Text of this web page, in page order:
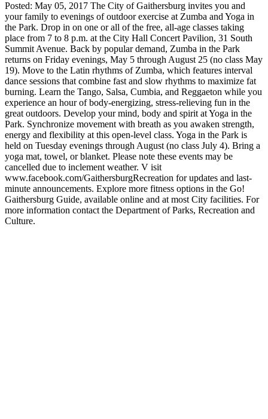
Posted: May 05, 2017 The City of Gaithersburg invites you and
your family to evenings of outdoor exercise at Zumba and Yoga in
the Park. Drop in on one or all of the free, all-age classes taking
place from 7 to 8 p.m. at the City Hall Concert Pavilion, 31 South
Summit Avenue. Back by popular demand, Zumba in the Park
returns on Friday evenings, May 5 through August 25 (no class May
19). Move to the Latin rhythms of Zumba, which features interval
dance sessions that combine fast and slow rhythms to maximize fat
burning. Learn the Tango, Salsa, Cumbia, and Reggaeton while you
experience an hour of body-energizing, stress-relieving fun in the
great outdoors. Develop your mind, body and spirit at Yoga in the
Park. Synchronize movement with breath as you awaken strength,
energy and flexibility at this open-level class. Yoga in the Park is
held on Tuesday evenings through August (no class July 4). Bring a
yoga mat, towel, or blanket. Please note these events may be
cancelled due to inclement weather. V isit
www.facebook.com/GaithersburgRecreation for updates and last-
minute announcements. Explore more fitness options in the Go!
Gaithersburg Guide, available online and at most City facilities. For
more information contact the Department of Parks, Recreation and
Culture.